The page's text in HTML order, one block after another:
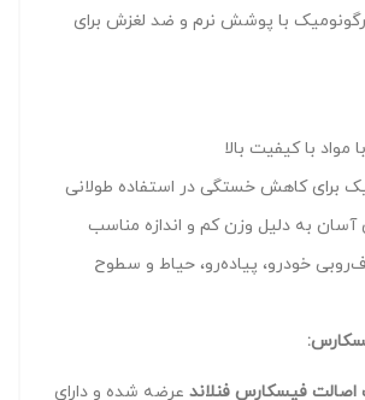
با پوشش نرم و ضد لغزش برای
با کیفیت بالا
برای کاهش خستگی در استفاده طولانی
آسان به دلیل وزن کم و اندازه مناسب
خودرو، پیاده‌رو، حیاط و سطوح
فیسکارس فنلاند عرضه شده و دارای